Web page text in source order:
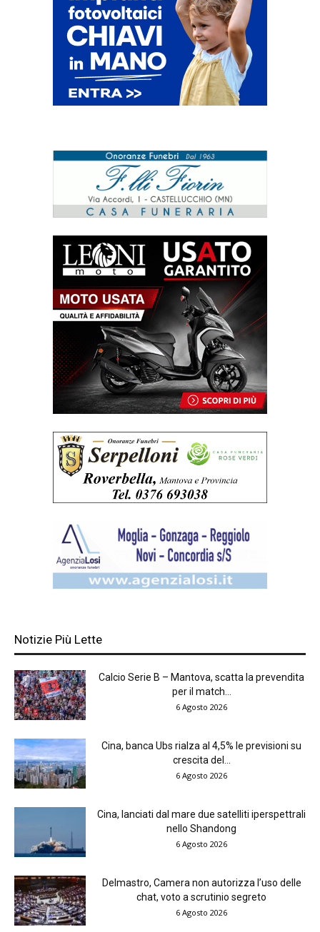
Notizie Più Lette
Calcio Serie B – Mantova, scatta la prevendita
per il match...
6 Agosto 2026
Cina, banca Ubs rialza al 4,5% le previsioni su
crescita del...
6 Agosto 2026
Cina, lanciati dal mare due satelliti iperspettrali
nello Shandong
6 Agosto 2026
Delmastro, Camera non autorizza l’uso delle
chat, voto a scrutinio segreto
6 Agosto 2026